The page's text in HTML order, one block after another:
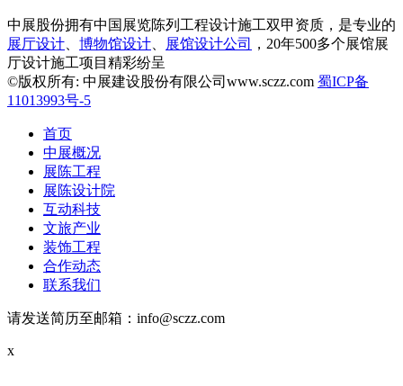
中展股份拥有中国展览陈列工程设计施工双甲资质，是专业的
展厅设计
博物馆设计 展馆设计公司
，20年500多个展馆展
厅设计施工项目精彩纷呈
©版权所有: 中展建设股份有限公司www.sczz.com 蜀ICP备
11013993号-5
首页
中展概况
展陈工程
展陈设计院
互动科技
文旅产业
装饰工程
合作动态
联系我们
请发送简历至邮箱：info@sczz.com
x